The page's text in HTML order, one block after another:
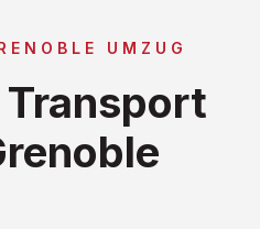
UMZUG
Transport